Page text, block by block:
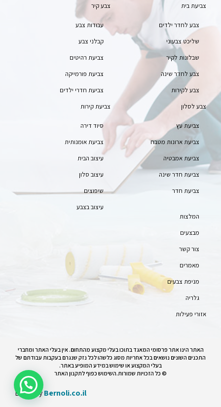
צביעת בית
צבע קיר
צבע לחדר ילדים
שליכט צבעוני
שבלונות לקיר
צבע לחדר שינה
צבע לקירות
צבע לסלון
עבודות צבע
קבלני צבע
צביעת רהיטים
צביעת פורמייקה
צביעת חדרי ילדים
צביעת קירות
צביעת עץ
צביעת ארונות מטבח
צביעת אמבטיה
צביעת חדר שינה
צביעת חדר
סיוד דירה
צביעת אומנותית
עיצוב הבית
עיצוב סלון
שיפוצים
עיצוב בצבע
המלצות
מבצעים
צור קשר
מאמרים
מניפת צבעים
גלריה
אזורי פעילות
האתר הינו אתר פרסומי המאגד בתוכו בעלי מקצוע מהתחום. אין בעלי האתר ומחברי
התכנים השונים נושאים בכל אחריות מסוג כלשהו לכל נזק שנגרם בעקבות עבודתם של
בעלי המקצוע או שימוש במידע המופיע באתר.
© כל הזכויות שמורות.השימוש כפוף לתקנון האתר
Build ByBernoli.co.il